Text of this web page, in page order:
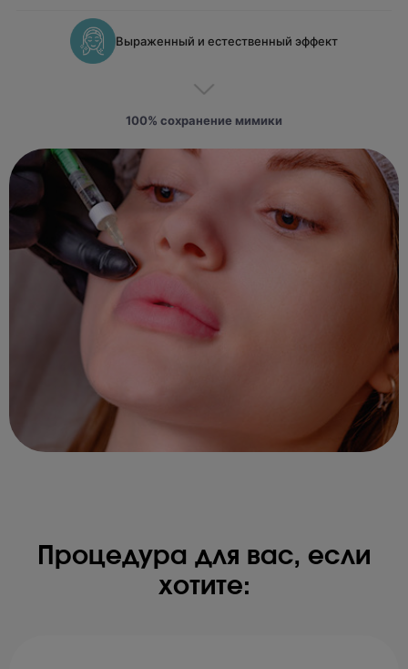
Выраженный и естественный эффект
100% сохранение мимики
Процедура для вас, если
хотите: